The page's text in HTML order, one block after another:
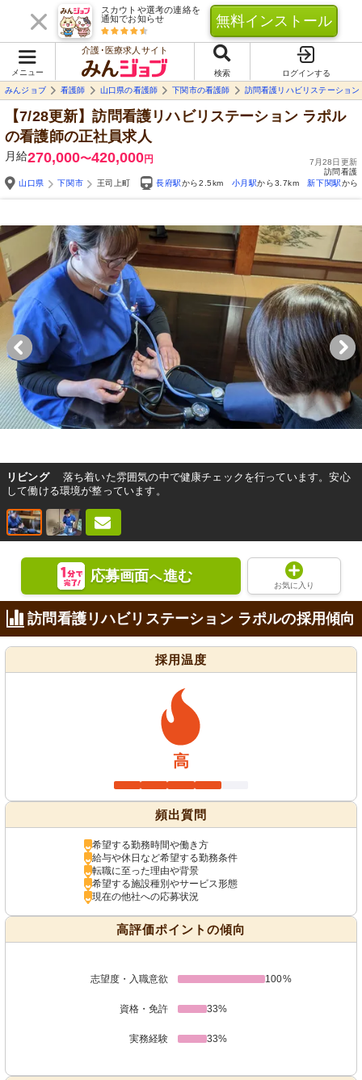
スカウトや選考の連絡を
通知でお知らせ
無料インストール
メニュー
介護･医療求人サイト
検索
ログインする
みんジョブ
看護師 山口県の看護師 下関市の看護師 訪問看護リハビリステーション
【7/28更新】訪問看護リハビリステーション ラポル
の看護師の正社員求人
月給270,000〜420,000円
7月28日更新
訪問看護
山口県
下関市 王司上町 長府駅から2.5km 小月駅から3.7km 新下関駅から
リビング
落ち着いた雰囲気の中で健康チェックを行っています。安心
して働ける環境が整っています。
応募画面へ進む
お気に入り
訪問看護リハビリステーション ラポルの採用傾向
採用温度
高
頻出質問
希望する勤務時間や働き方
給与や休日など希望する勤務条件
転職に至った理由や背景
希望する施設種別やサービス形態
現在の他社への応募状況
高評価ポイントの傾向
志望度・入職意欲 100%
資格・免許 33%
実務経験 33%